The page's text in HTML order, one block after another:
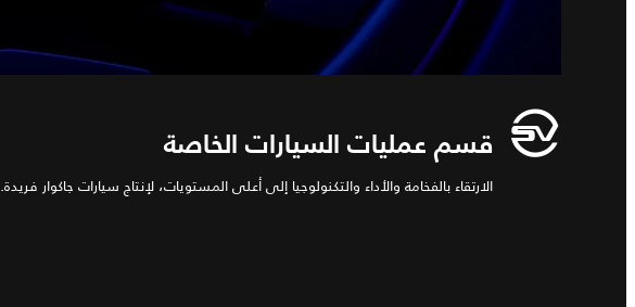
قسم عمليات السيارات الخاصة
الارتقاء بالفخامة والأداء والتكنولوجيا إلى أعلى المستويات، لإنتاج سيارات جاكوار فريدة.